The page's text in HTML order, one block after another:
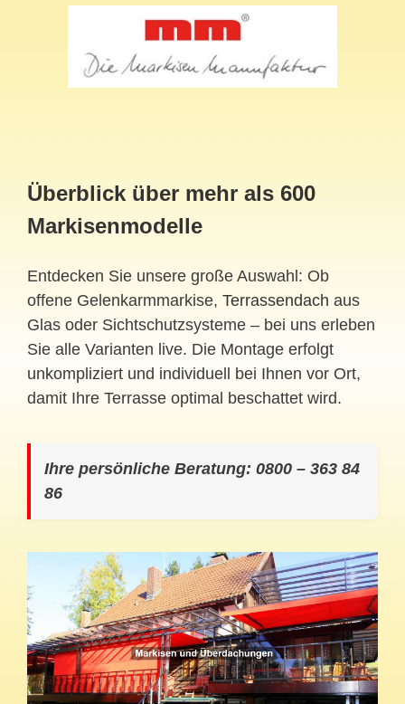
Überblick über mehr als 600
Markisenmodelle
Entdecken Sie unsere große Auswahl: Ob
offene Gelenkarmmarkise, Terrassendach aus
Glas oder Sichtschutzsysteme – bei uns erleben
Sie alle Varianten live. Die Montage erfolgt
unkompliziert und individuell bei Ihnen vor Ort,
damit Ihre Terrasse optimal beschattet wird.
Ihre persönliche Beratung: 0800 – 363 84
86